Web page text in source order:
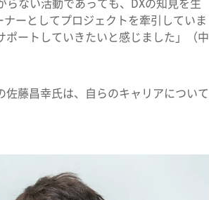
ない活動であっても、DXの知見を生
ナーとしてプロジェクトを牽引していま
ートしていきたいと感じました」（中
藤昌幸氏は、自らのキャリアについて